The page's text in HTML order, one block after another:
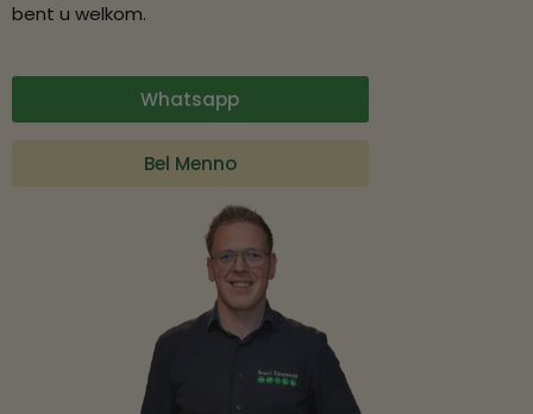
bent u welkom.
Whatsapp
Bel Menno